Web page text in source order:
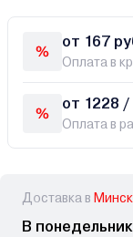
от 167
Оплата в
от 1228 /
Оплата в
Доставка в Минск
В понедельник